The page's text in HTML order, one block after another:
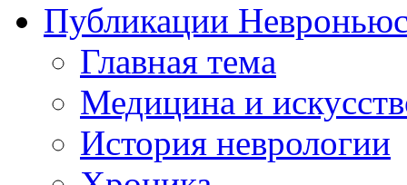
Публикации
Главная тема
Медицина и
История неврологии